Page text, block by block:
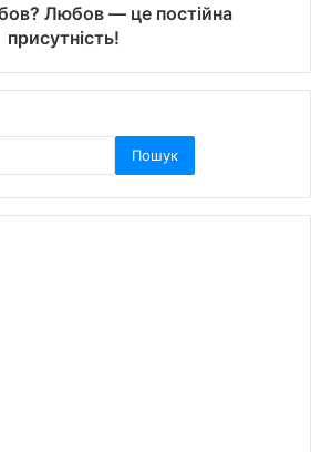
Любов — це постійна
присутність!
Пошук